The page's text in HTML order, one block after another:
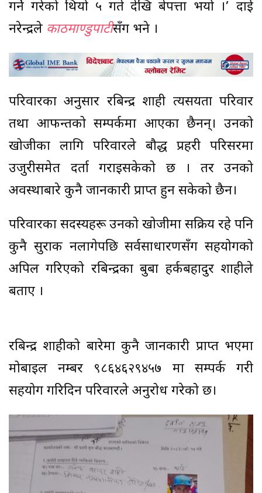
गर्ने गरेको थियो ५ गते देखि बेपत्ता भयो ।’ दाई
नरेन्द्रले काठमाण्डुपाटीसँग भने ।
परिवारका अनुसार रबिन्द्र शाही त्यसयता परिवार
तथा आफन्तको सम्पर्कमा आएका छैनन्। उनको
खोजीका लागि परिवारले बौद्ध प्रहरी परिसरमा
उजुरीसमेत दर्ता गराइसकेको छ । तर उनको
अवस्थाबारे कुनै जानकारी प्राप्त हुन सकेको छैन।
परिवारका सदस्यहरू उनको खोजीमा सक्रिय रहे पनि
कुनै सुराक नलागेपछि सर्वसाधारणसँग सहयोगको
अपिल गरिएको रबिन्द्रका बुबा हर्कबहादुर शाहीले
बताए ।
रबिन्द्र शाहीको बारेमा कुनै जानकारी प्राप्त भएमा
मोबाइल नम्बर ९८६४६२९४५७ मा सम्पर्क गरी
सहयोग गरिदिन परिवारले अनुरोध गरेको छ।